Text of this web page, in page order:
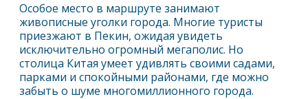
Особое место в маршруте занимают
живописные уголки города. Многие туристы
приезжают в Пекин, ожидая увидеть
исключительно огромный мегаполис. Но
столица Китая умеет удивлять своими садами,
парками и спокойными районами, где можно
забыть о шуме многомиллионного города.